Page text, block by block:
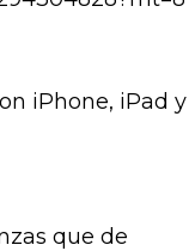
iPhone, iPad y
que de